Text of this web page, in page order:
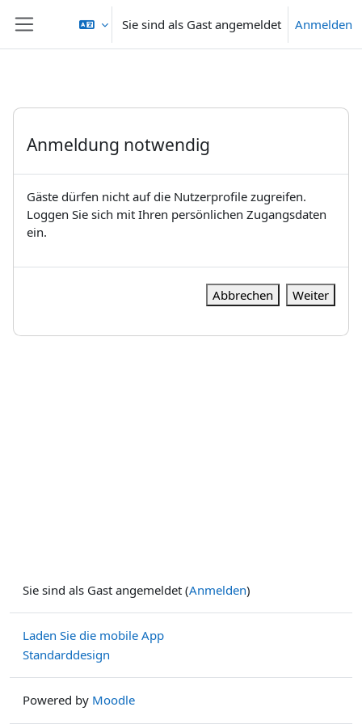
Website-Übersicht
Sie sind als Gast angemeldet Anmelden
Anmeldung notwendig
Gäste dürfen nicht auf die Nutzerprofile zugreifen.
Loggen Sie sich mit Ihren persönlichen Zugangsdaten
ein.
Abbrechen Weiter
Sie sind als Gast angemeldet (Anmelden)
Laden Sie die mobile App
Standarddesign
Powered by Moodle